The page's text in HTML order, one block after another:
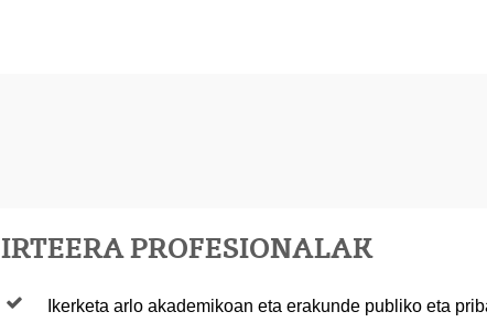
IRTEERA PROFESIONALAK
Ikerketa arlo akademikoan eta erakunde publiko eta